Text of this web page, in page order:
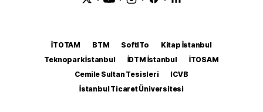
İTOTAM BTM SoftITo
Kitap İstanbul
Teknopark İstanbul
İDTM İstanbul
İTOSAM
Cemile Sultan Tesisleri
ICVB
İstanbul Ticaret Üniversitesi